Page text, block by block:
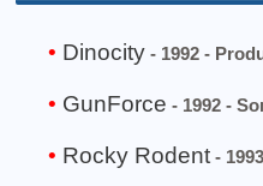
Dinocity - 1992 -
GunForce - 1992 -
Rocky Rodent -